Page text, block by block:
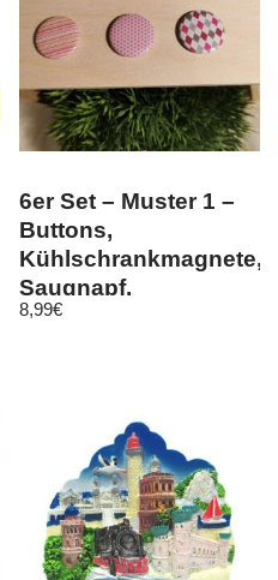
6er Set – Muster 1 –
Buttons,
Kühlschrankmagnete,
Saugnapf,
Kleidermagnet
8,99€